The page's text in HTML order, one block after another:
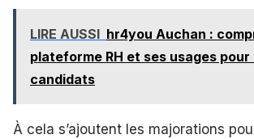
LIRE AUSSI hr4you Auchan :
plateforme RH et ses usages pour
candidats
À cela s’ajoutent les majorations